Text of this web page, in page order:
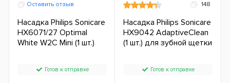
Оставить отзыв
Насадка Philips Sonicare
HX6071/27 Optimal
White W2С Mini (1 шт.)
Готов к отправке
148
Насадка Philips Sonicare
HX9042 AdaptiveClean
(1 шт.) для зубной щетки
Готов к отправке